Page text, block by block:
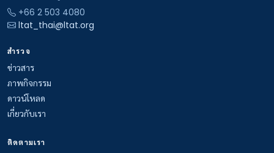
+66 2 503 4080
ltat_thai@ltat.org
สำรวจ
ข่าวสาร
ภาพกิจกรรม
ดาวน์โหลด
เกี่ยวกับเรา
ติดตามเรา